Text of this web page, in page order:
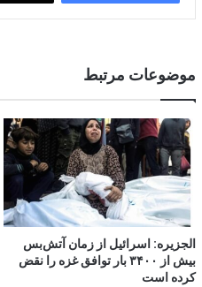
موضوعات مرتبط
الجزیره: اسرائیل از زمان آتش‌بس
بیش از ۳۴۰۰ بار توافق غزه را نقض
کرده است